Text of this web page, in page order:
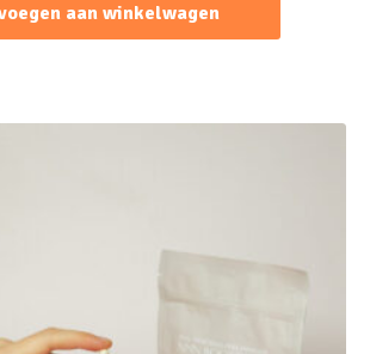
aan winkelwagen